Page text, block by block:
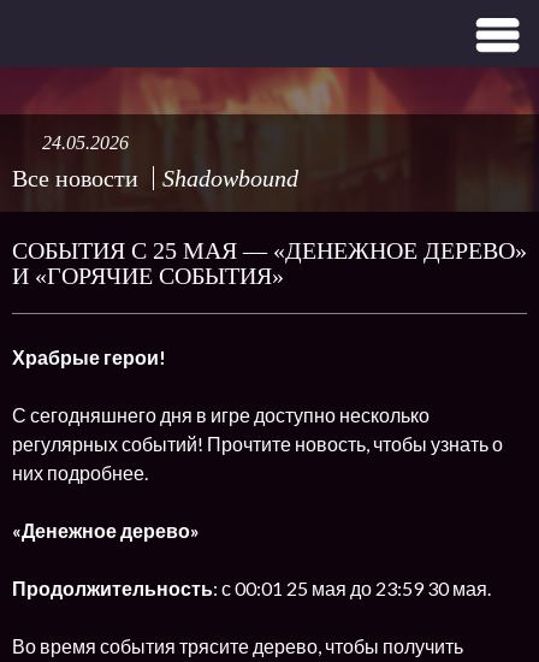
Все новости Shadowbound
24.05.2026
СОБЫТИЯ С 25 МАЯ — «ДЕНЕЖНОЕ ДЕРЕВО»
И «ГОРЯЧИЕ СОБЫТИЯ»
Храбрые герои!
С сегодняшнего дня в игре доступно несколько
регулярных событий! Прочтите новость, чтобы узнать о
них подробнее.
«Денежное дерево»
Продолжительность: с 00:01 25 мая до 23:59 30 мая.
Во время события трясите дерево, чтобы получить